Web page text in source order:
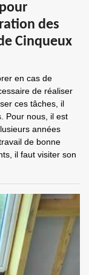
des
Cinqueux
en cas de
de réaliser
ces tâches, il
Pour nous, il est
années
de bonne
il faut visiter son